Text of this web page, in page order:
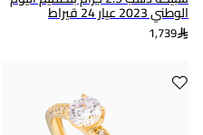
الوطني 2023 عيار 24 قيراط
1,739